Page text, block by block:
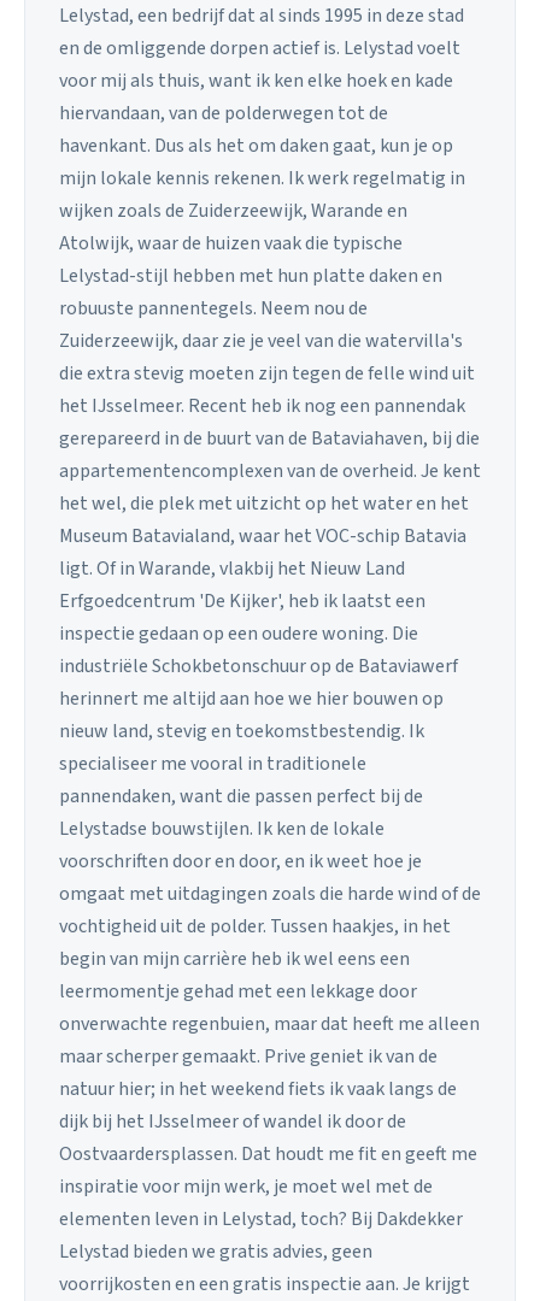
Lelystad, een bedrijf dat al sinds 1995 in deze stad
en de omliggende dorpen actief is. Lelystad voelt
voor mij als thuis, want ik ken elke hoek en kade
hiervandaan, van de polderwegen tot de
havenkant. Dus als het om daken gaat, kun je op
mijn lokale kennis rekenen. Ik werk regelmatig in
wijken zoals de Zuiderzeewijk, Warande en
Atolwijk, waar de huizen vaak die typische
Lelystad-stijl hebben met hun platte daken en
robuuste pannentegels. Neem nou de
Zuiderzeewijk, daar zie je veel van die watervilla's
die extra stevig moeten zijn tegen de felle wind uit
het IJsselmeer. Recent heb ik nog een pannendak
gerepareerd in de buurt van de Bataviahaven, bij die
appartementencomplexen van de overheid. Je kent
het wel, die plek met uitzicht op het water en het
Museum Batavialand, waar het VOC-schip Batavia
ligt. Of in Warande, vlakbij het Nieuw Land
Erfgoedcentrum 'De Kijker', heb ik laatst een
inspectie gedaan op een oudere woning. Die
industriële Schokbetonschuur op de Bataviawerf
herinnert me altijd aan hoe we hier bouwen op
nieuw land, stevig en toekomstbestendig. Ik
specialiseer me vooral in traditionele
pannendaken, want die passen perfect bij de
Lelystadse bouwstijlen. Ik ken de lokale
voorschriften door en door, en ik weet hoe je
omgaat met uitdagingen zoals die harde wind of de
vochtigheid uit de polder. Tussen haakjes, in het
begin van mijn carrière heb ik wel eens een
leermomentje gehad met een lekkage door
onverwachte regenbuien, maar dat heeft me alleen
maar scherper gemaakt. Prive geniet ik van de
natuur hier; in het weekend fiets ik vaak langs de
dijk bij het IJsselmeer of wandel ik door de
Oostvaardersplassen. Dat houdt me fit en geeft me
inspiratie voor mijn werk, je moet wel met de
elementen leven in Lelystad, toch? Bij Dakdekker
Lelystad bieden we gratis advies, geen
voorrijkosten en een gratis inspectie aan. Je krijgt